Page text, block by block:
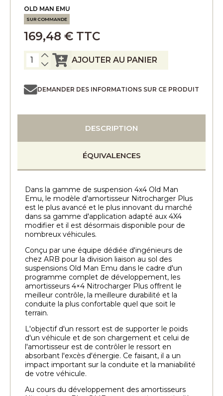
OLD MAN EMU
SUR COMMANDE
169,48 € TTC
AJOUTER AU PANIER
DEMANDER DES INFORMATIONS SUR CE PRODUIT
DESCRIPTION
ÉQUIVALENCES
Dans la gamme de suspension 4x4 Old Man
Emu, le modèle d'amortisseur Nitrocharger Plus
est le plus avancé et le plus innovant du marché
dans sa gamme d'application adapté aux 4X4
modifier et il est désormais disponible pour de
nombreux véhicules.
Conçu par une équipe dédiée d'ingénieurs de
chez ARB pour la division liaison au sol des
suspensions Old Man Emu dans le cadre d'un
programme complet de développement, les
amortisseurs 4×4 Nitrocharger Plus offrent le
meilleur contrôle, la meilleure durabilité et la
conduite la plus confortable quel que soit le
terrain.
L'objectif d'un ressort est de supporter le poids
d'un véhicule et de son chargement et celui de
l'amortisseur est de contrôler le ressort en
absorbant l'excès d'énergie. Ce faisant, il a un
impact important sur la conduite et la maniabilité
de votre véhicule.
Au cours du développement des amortisseurs